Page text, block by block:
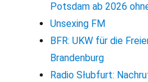
Potsdam ab 2026
Unsexing FM
BFR: UKW für die
Brandenburg
Radio Słubfurt: